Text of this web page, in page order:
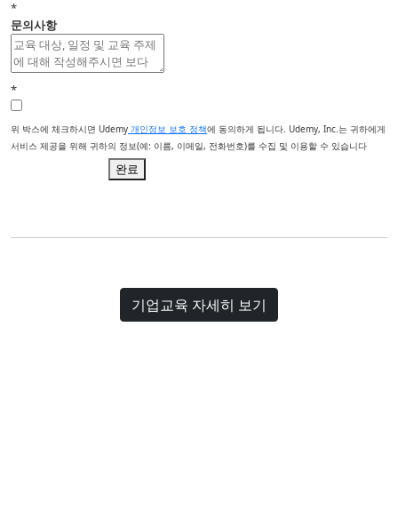
*
문의사항
*
위 박스에 체크하시면 Udemy 개인정보 보호 정책에 동의하게 됩니다. Udemy, Inc.는 귀하에게
서비스 제공을 위해 귀하의 정보(예: 이름, 이메일, 전화번호)를 수집 및 이용할 수 있습니다
완료
기업교육 자세히 보기